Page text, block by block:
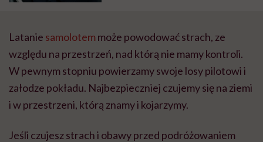
Latanie samolotem może powodować strach, ze
względu na przestrzeń, nad którą nie mamy kontroli.
W pewnym stopniu powierzamy swoje losy pilotowi i
załodze pokładu. Najbezpieczniej czujemy się na ziemi
i w przestrzeni, którą znamy i kojarzymy.
Jeśli czujesz strach i obawy przed podróżowaniem